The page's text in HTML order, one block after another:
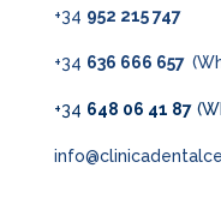
+34 952 215 747
+34 636 666 657
+34 648 06 41 87